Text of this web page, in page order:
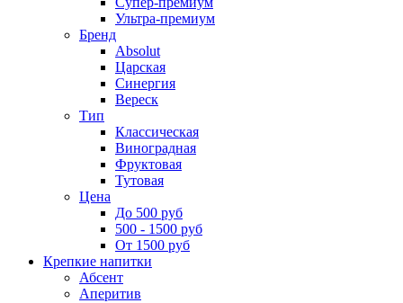
Ультра-премиум
Бренд
Absolut
Царская
Синергия
Вереск
Тип
Классическая
Виноградная
Фруктовая
Тутовая
Цена
До 500 руб
500 - 1500 руб
От 1500 руб
Крепкие напитки
Абсент
Аперитив